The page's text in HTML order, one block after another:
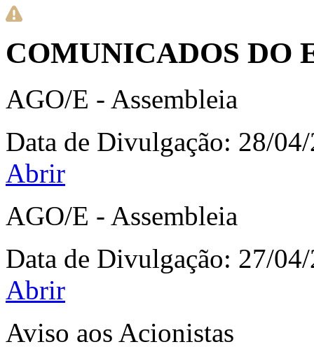
COMUNICADOS DO
AGO/E - Assembleia
Data de Divulgação: 28/
Abrir
AGO/E - Assembleia
Data de Divulgação: 27/
Abrir
Aviso aos Acionistas